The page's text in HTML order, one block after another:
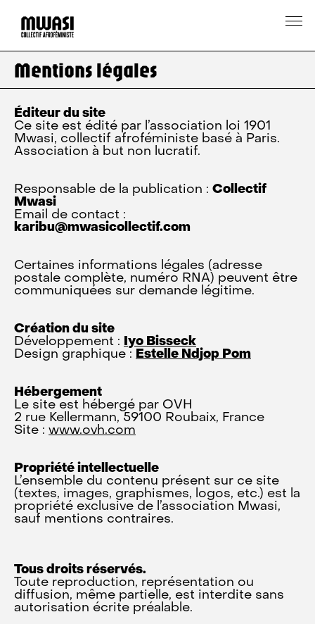
Mentions légales
Éditeur du site
Ce site est édité par l’association loi 1901
Mwasi, collectif afroféministe basé à Paris.
Association à but non lucratif.
Responsable de la publication : Collectif
Mwasi
Email de contact :
karibu@mwasicollectif.com
Certaines informations légales (adresse
postale complète, numéro RNA) peuvent être
communiquées sur demande légitime.
Création du site
Développement :
Iyo Bisseck
Design graphique : Estelle Ndjop Pom
Hébergement
Le site est hébergé par OVH
2 rue Kellermann, 59100 Roubaix, France
Site : www.ovh.com
Propriété intellectuelle
L’ensemble du contenu présent sur ce site
(textes, images, graphismes, logos, etc.) est la
propriété exclusive de l’association Mwasi,
sauf mentions contraires.
Tous droits réservés.
Toute reproduction, représentation ou
diffusion, même partielle, est interdite sans
autorisation écrite préalable.